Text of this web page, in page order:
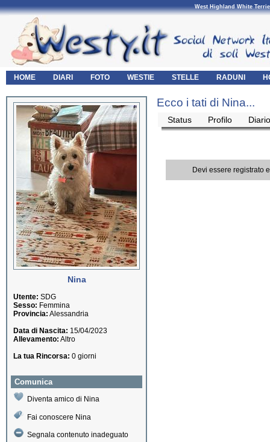
West Highland White
HOME DIARI FOTO WESTIE STELLE RADUNI
Nina
Utente: SDG
Sesso: Femmina
Provincia: Alessandria
Data di Nascita: 15/04/2023
Allevamento: Altro
La tua Rincorsa: 0 giorni
Comunica
Diventa amico di Nina
Fai conoscere Nina
Segnala contenuto inadeguato
Ecco i tati di Nina...
Status Profilo Diario
Devi essere registrato